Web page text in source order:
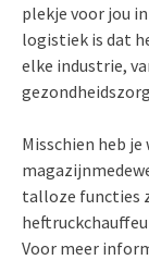
plekje voor jou
logistiek is dat
elke industrie,
Misschien heb je
talloze functies
Voor meer